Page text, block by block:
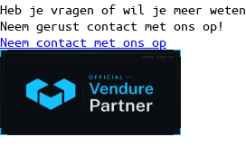
Heb je vragen of wil je meer
Neem gerust contact met ons op!
Neem contact met ons op